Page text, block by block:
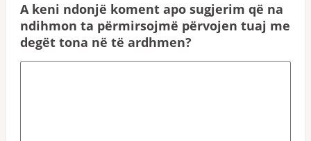
A keni ndonjë koment apo sugjerim që na
ndihmon ta përmirsojmë përvojen tuaj me
degët tona në të ardhmen?